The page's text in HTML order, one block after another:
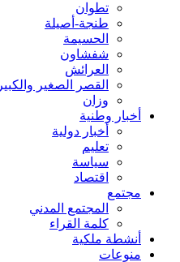
تطوان
طنجة-أصيلة
الحسيمة
شفشاون
العرائش
القصر الصغير والكبير
وزان
أخبار وطنية
أخبار دولية
تعليم
سياسة
اقتصاد
مجتمع
المجتمع المدني
كلمة القراء
أنشطة ملكية
منوعات